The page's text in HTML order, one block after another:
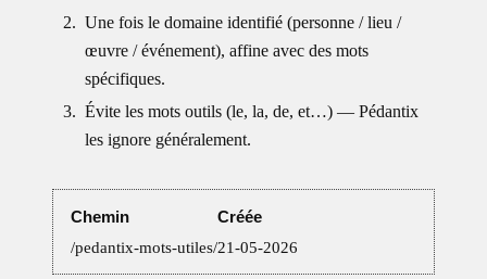
Une fois le domaine identifié (personne / lieu /
œuvre / événement), affine avec des mots
spécifiques.
Évite les mots outils (le, la, de, et…) — Pédantix
les ignore généralement.
Informations
sur
Chemin
/pedantix-mots-utiles/
Créée
21-05-2026